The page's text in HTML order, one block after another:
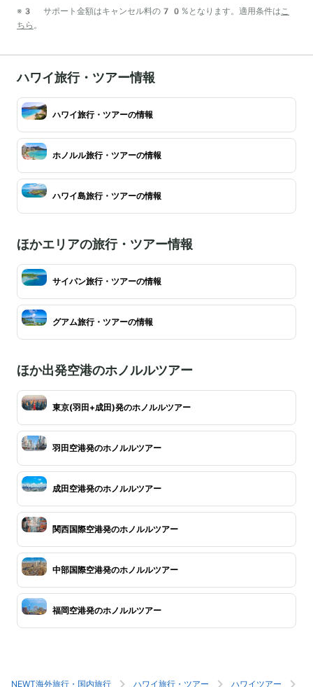
※3 サポート金額はキャンセル料の70%となります。適用条件は こ
ちら 。
ハワイ旅行・ツアー情報
ハワイ旅行・ツアーの情報
ホノルル旅行・ツアーの情報
ハワイ島旅行・ツアーの情報
ほかエリアの旅行・ツアー情報
サイパン旅行・ツアーの情報
グアム旅行・ツアーの情報
ほか出発空港のホノルルツアー
東京(羽田+成田)発のホノルルツアー
羽田空港発のホノルルツアー
成田空港発のホノルルツアー
関西国際空港発のホノルルツアー
中部国際空港発のホノルルツアー
福岡空港発のホノルルツアー
NEWT海外旅行・国内旅行 ハワイ旅行・ツアー ハワイツアー